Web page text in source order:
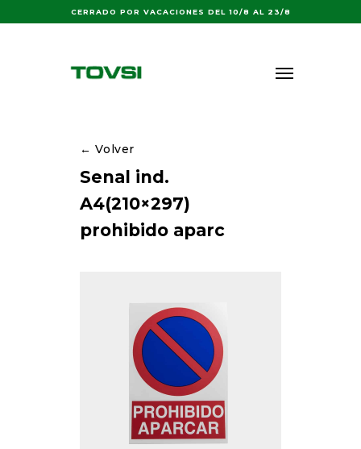
CERRADO POR VACACIONES DEL 10/8 AL 23/8
← Volver
Senal ind.
A4(210×297)
prohibido aparc